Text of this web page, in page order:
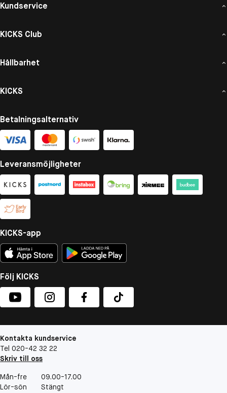
Kundservice
KICKS Club
Hållbarhet
KICKS
Betalningsalternativ
Leveransmöjligheter
KICKS-app
Följ KICKS
Kontakta kundservice
Tel 020-42 32 22
Skriv till oss
Mån-fre
09.00-17.00
Lör-sön
Stängt